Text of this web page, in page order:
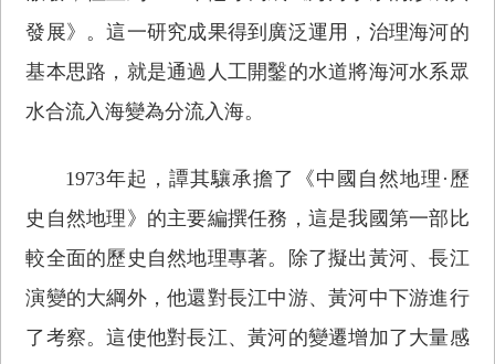
發展》。這一研究成果得到廣泛運用，治理海河的
基本思路，就是通過人工開鑿的水道將海河水系眾
水合流入海變為分流入海。
1973年起，譚其驤承擔了《中國自然地理·歷
史自然地理》的主要編撰任務，這是我國第一部比
較全面的歷史自然地理專著。除了擬出黃河、長江
演變的大綱外，他還對長江中游、黃河中下游進行
了考察。這使他對長江、黃河的變遷增加了大量感